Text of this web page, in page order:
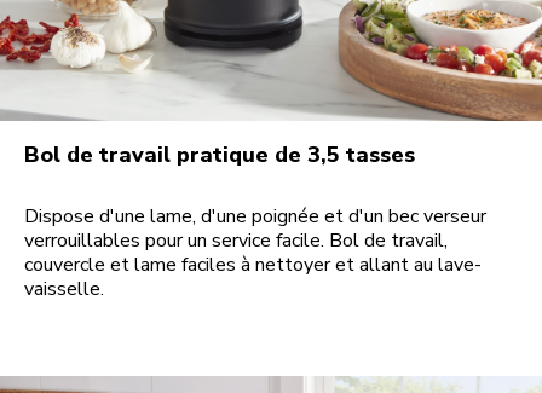
Bol de travail pratique de 3,5 tasses
Dispose d'une lame, d'une poignée et d'un bec verseur
verrouillables pour un service facile. Bol de travail,
couvercle et lame faciles à nettoyer et allant au lave-
vaisselle.